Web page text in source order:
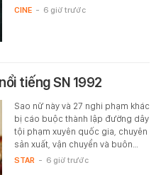
CINE - 6 giờ trước
tiếng SN 1992
Sao nữ này và 27 nghi phạm khác
bị cáo buộc thành lập đường dây
tội phạm xuyên quốc gia, chuyên
sản xuất, vận chuyển và buôn…
STAR - 6 giờ trước